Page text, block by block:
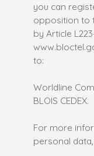
you can
opposition to
by Article
to:
Worldline
BLOIS CEDEX.
For more
personal